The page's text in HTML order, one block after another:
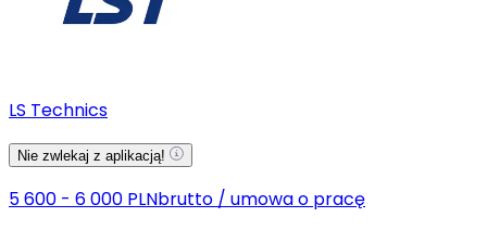
LS Technics
Nie zwlekaj z aplikacją!
5 600 - 6 000 PLNbrutto / umowa o pracę